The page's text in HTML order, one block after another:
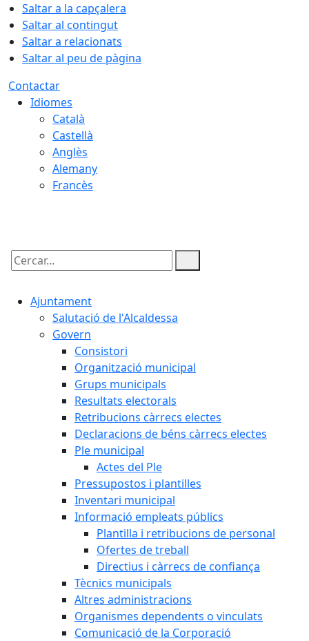
Saltar a la capçalera
Saltar al contingut
Saltar a relacionats
Saltar al peu de pàgina
Contactar
Idiomes
Català
Castellà
Anglès
Alemany
Francès
Cercar:
Ajuntament
Salutació de l'Alcaldessa
Govern
Consistori
Organització municipal
Grups municipals
Resultats electorals
Retribucions càrrecs electes
Declaracions de béns càrrecs electes
Ple municipal
Actes del Ple
Pressupostos i plantilles
Inventari municipal
Informació empleats públics
Plantilla i retribucions de personal
Ofertes de treball
Directius i càrrecs de confiança
Tècnics municipals
Altres administracions
Organismes dependents o vinculats
Comunicació de la Corporació